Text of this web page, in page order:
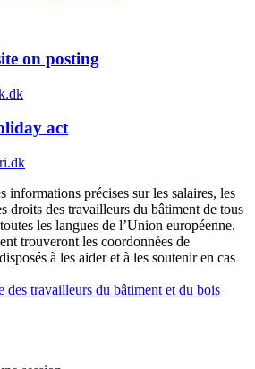
on posting
act
informations précises sur les salaires, les
droits des travailleurs du bâtiment de tous
les langues de l’Union européenne.
trouveront les coordonnées de
à les aider et à les soutenir en cas